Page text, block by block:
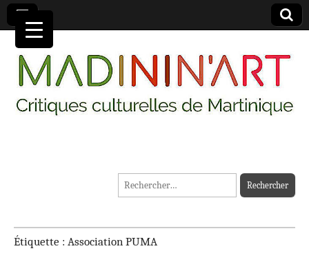
MADININ'ART
Rechercher :
Étiquette : Association PUMA